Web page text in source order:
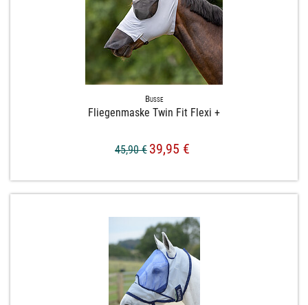
Busse
Fliegenmaske Twin Fit Flexi +
45,90 € 39,95 €